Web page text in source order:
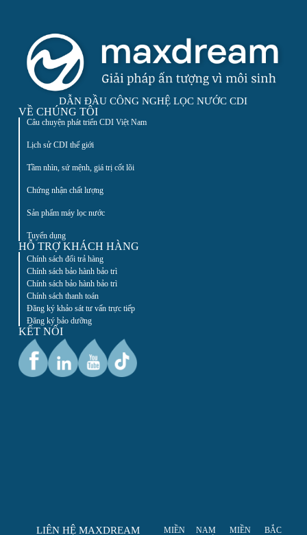
DẪN ĐẦU CÔNG NGHỆ LỌC NƯỚC CDI
VỀ CHÚNG TÔI
Câu chuyện phát triển CDI Việt Nam
Lịch sử CDI thế giới
Tầm nhìn, sứ mệnh, giá trị cốt lõi
Chứng nhận chất lượng
Sản phẩm máy lọc nước
Tuyển dụng
HỖ TRỢ KHÁCH HÀNG
Chính sách đổi trả hàng
Chính sách bảo hành bảo trì
Chính sách bảo hành bảo trì
Chính sách thanh toán
Đăng ký khảo sát tư vấn trực tiếp
Đăng ký bảo dưỡng
KẾT NỐI
LIÊN HỆ MAXDREAM MIỀN NAM MIỀN BẮC